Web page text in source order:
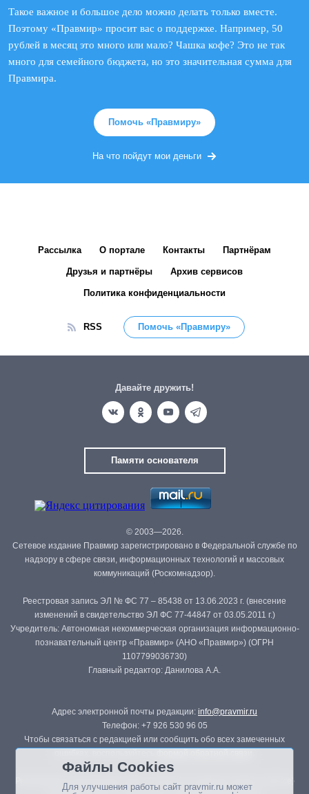
Такое важное и большое дело можно делать только вместе.
Поэтому «Правмир» просит вас о поддержке. Например, 50
рублей в месяц это много или мало? Чашка кофе? Это не так
много для семейного бюджета, но это значительная сумма для
Правмира.
Помочь «Правмиру»
На что пойдут мои деньги
Рассылка О портале Контакты Партнёрам
Друзья и партнёры Архив сервисов
Политика конфиденциальности
RSS Помочь «Правмиру»
Давайте дружить!
Памяти основателя
© 2003—2026.
Сетевое издание Правмир зарегистрировано в Федеральной службе по
надзору в сфере связи, информационных технологий и массовых
коммуникаций (Роскомнадзор).
Реестровая запись ЭЛ № ФС 77 – 85438 от 13.06.2023 г. (внесение
изменений в свидетельство ЭЛ ФС 77-44847 от 03.05.2011 г.)
Учредитель: Автономная некоммерческая организация информационно-
познавательный центр «Правмир» (АНО «Правмир») (ОГРН
1107799036730)
Главный редактор: Данилова А.А.
Адрес электронной почты редакции: info@pravmir.ru
Телефон: +7 926 530 96 05
Чтобы связаться с редакцией или сообщить обо всех замеченных
Републикация материалов сайта в печатных изданиях (книгах, прессе)
Файлы Cookies
Для улучшения работы сайт pravmir.ru может